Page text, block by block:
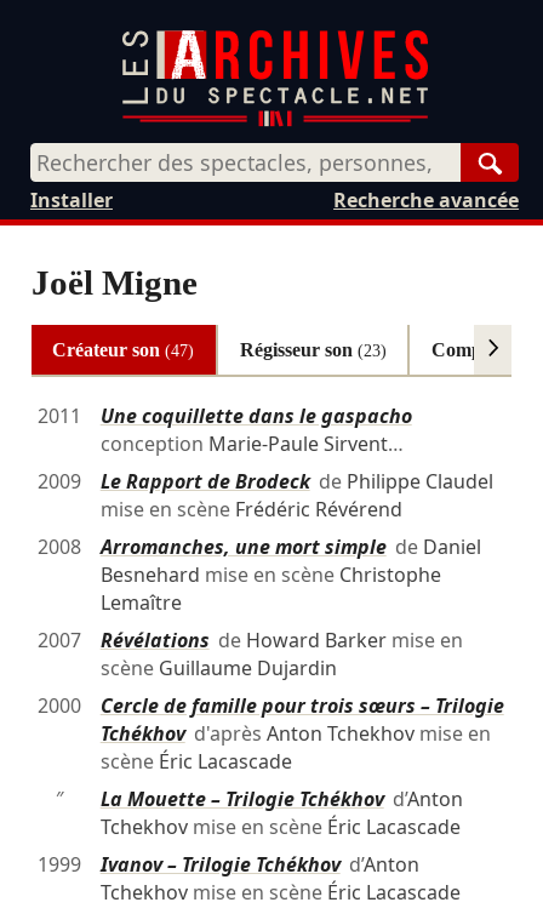
Recherche avancée
Installer
Joël Migne
Créateur son(47) Régisseur son (23) Compositeur
2011
Une coquillette dans le gaspacho
conception Marie-Paule Sirvent…
2009
Le Rapport de Brodeckde Philippe Claudel
mise en scène Frédéric Révérend
2008
Arromanches, une mort simplede Daniel
Besnehard mise en scène Christophe
Lemaître
2007
Révélations de Howard Barkermise en
scène Guillaume Dujardin
2000
Cercle de famille pour trois sœurs – Trilogie
Tchékhovd'après Anton Tchekhovmise en
scène Éric Lacascade
″
La Mouette – Trilogie Tchékhovd’Anton
Tchekhovmise en scène Éric Lacascade
1999
Ivanov – Trilogie Tchékhovd’Anton
Tchekhovmise en scène Éric Lacascade